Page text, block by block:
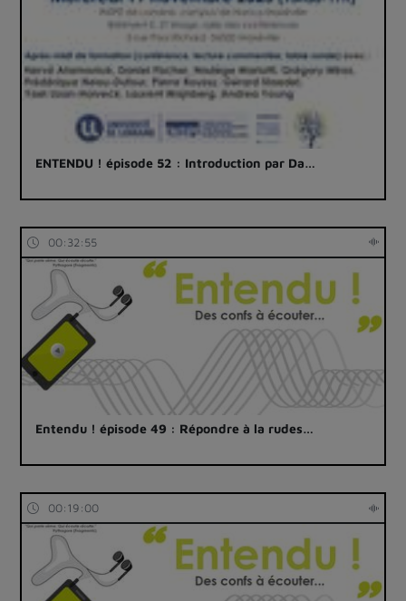
ENTENDU ! épisode 52 : Introduction par Da…
00:32:55
Entendu ! épisode 49 : Répondre à la rudes…
00:19:00